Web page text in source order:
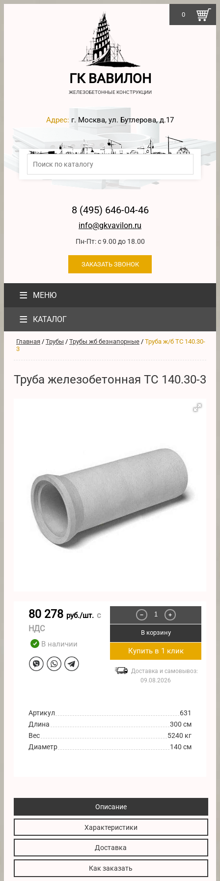
ГК ВАВИЛОН
ЖЕЛЕЗОБЕТОННЫЕ КОНСТРУКЦИИ
Адрес: г. Москва, ул. Бутлерова, д.17
8 (495) 646-04-46
info@gkvavilon.ru
Пн-Пт: с 9.00 до 18.00
ЗАКАЗАТЬ ЗВОНОК
≡ МЕНЮ
0
≡ КАТАЛОГ
Главная / Трубы / Трубы жб безнапорные / Труба ж/б ТС 140.30-
3
Труба железобетонная ТС 140.30-3
80 278 руб./шт. с
НДС
В наличии
− +
В корзину
Купить в 1 клик
Доставка и самовывоз:
09.08.2026
Артикул
631
Длина
300 см
Вес
5240 кг
Диаметр
140 см
Описание
Характеристики
Доставка
Как заказать